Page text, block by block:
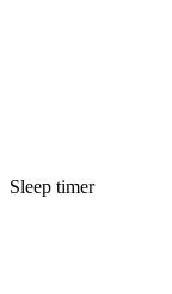
Sleep timer